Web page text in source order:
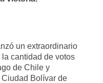
un extraordinario
cantidad de votos
de Chile y
Bolívar de